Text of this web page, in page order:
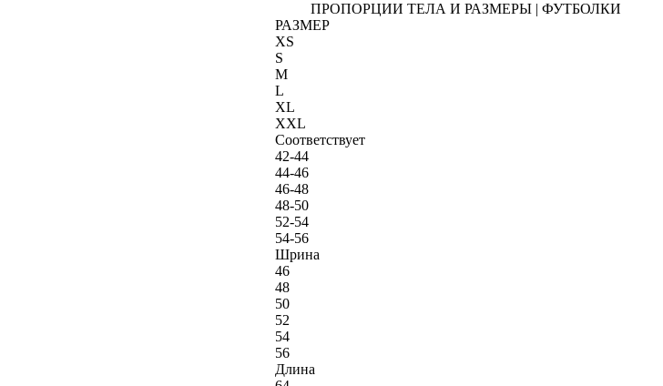
ПРОПОРЦИИ ТЕЛА И РАЗМЕРЫ | ФУТБОЛКИ
РАЗМЕР
XS
S
M
L
XL
XXL
Соответствует
42-44
44-46
46-48
48-50
52-54
54-56
Шрина
46
48
50
52
54
56
Длина